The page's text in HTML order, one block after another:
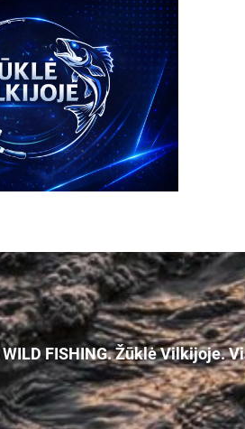
FISHING. Žūklė Vilkijoje.